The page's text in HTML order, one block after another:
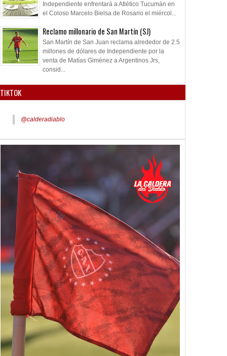
Independiente enfrentará a Atlético Tucumán en
el Coloso Marcelo Bielsa de Rosario el miércol...
Reclamo millonario de San Martín (SJ)
San Martín de San Juan reclama alrededor de 2.5
millones de dólares de Independiente por la
venta de Matías Giménez a Argentinos Jrs,
consid...
TIKTOK
@calderadiablo